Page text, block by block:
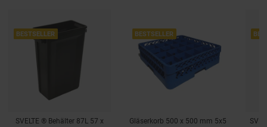
BESTSELLER
SVELTE ® Behälter 87L 57 x
BESTSELLER
Gläserkorb 500 x 500 mm 5x5